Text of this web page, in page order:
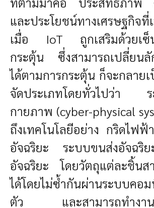
และประโยชน์ทางเศรษฐกิจ
เมื่อ IoT ถูกเสริมด้วยเซ็น
กระตุ้น ซึ่งสามารถเปลี่ยน
ได้ตามการกระตุ้น ก็จะกลาย
จัดประเภทโดยทั่วไปว่า ร
กายภาพ (cyber-physical
ถึงเทคโนโลยีอย่าง กริดไฟ
อัจฉริยะ ระบบขนส่งอัจฉริ
อัจฉริยะ โดยวัตถุแต่ละชิ้นส
ได้โดยไม่ซ้ำกันผ่านระบบคอม
ตัว และสามารถทำงาน